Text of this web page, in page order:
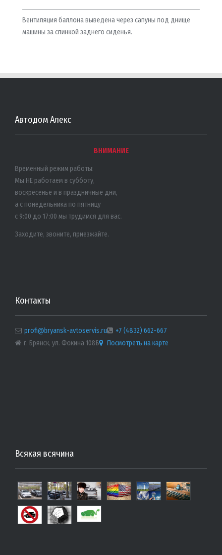
Вентиляция баллона выведена через сапуны под днище
машины за спинкой заднего сиденья.
Автодом Алекс
ВНИМАНИЕ
Временный режим работы:
Мы НЕ работаем в субботу,
воскресенье и в праздничные дни,
а с понедельника по пятницу
с 9:00 до 17:00 мы трудимся для вас.
Заходите, звоните, приезжайте.
Контакты
profi@bryansk-avtoservis.ru
+7 (4832) 662-667
г. Брянск, ул. Фокина 108Б
Посмотреть на карте
Всякая всячина